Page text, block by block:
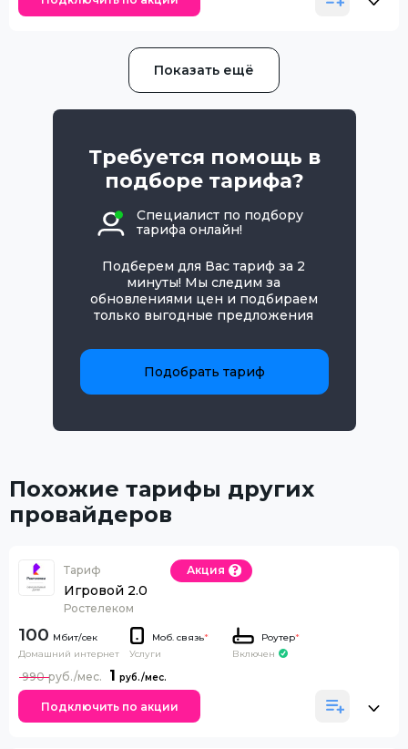
Показать ещё
Требуется помощь в
подборе тарифа?
Специалист по подбору
тарифа онлайн!
Подберем для Вас тариф за 2
минуты! Мы следим за
обновлениями цен и подбираем
только выгодные предложения
Подобрать тариф
Похожие тарифы других
провайдеров
Тариф
Игровой 2.0
Ростелеком
Акция
100
Домашний интернет
Моб. связь*
Услуги
Роутер*
Включен
1
990
Подключить по акции